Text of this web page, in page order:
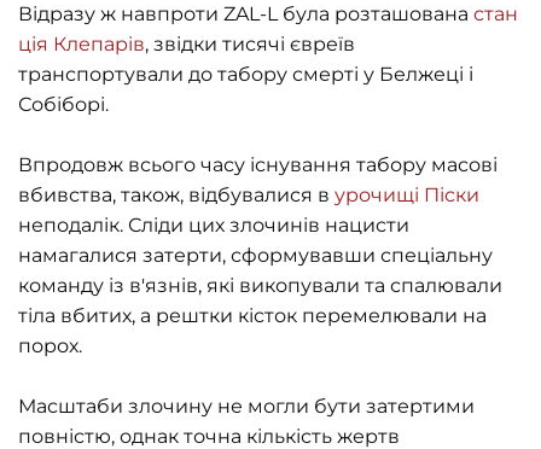
Відразу ж навпроти ZAL-L була розташована стан
ція Клепарів, звідки тисячі євреїв
транспортували до табору смерті у Белжеці і
Собіборі.
Впродовж всього часу існування табору масові
вбивства, також, відбувалися в урочищі Піски
неподалік. Сліди цих злочинів нацисти
намагалися затерти, сформувавши спеціальну
команду із в'язнів, які викопували та спалювали
тіла вбитих, а рештки кісток перемелювали на
порох.
Масштаби злочину не могли бути затертими
повністю, однак точна кількість жертв